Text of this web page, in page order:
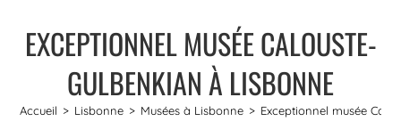
EXCEPTIONNEL MUSÉE CALOUSTE-
GULBENKIAN À LISBONNE
Accueil > Lisbonne > Musées à Lisbonne > Exceptionnel musée